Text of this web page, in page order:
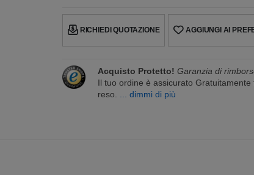
RICHIEDI QUOTAZIONE AGGIUNGI AI
Acquisto Protetto! Garanzia di
Il tuo ordine è assicurato
reso.
... dimmi di più